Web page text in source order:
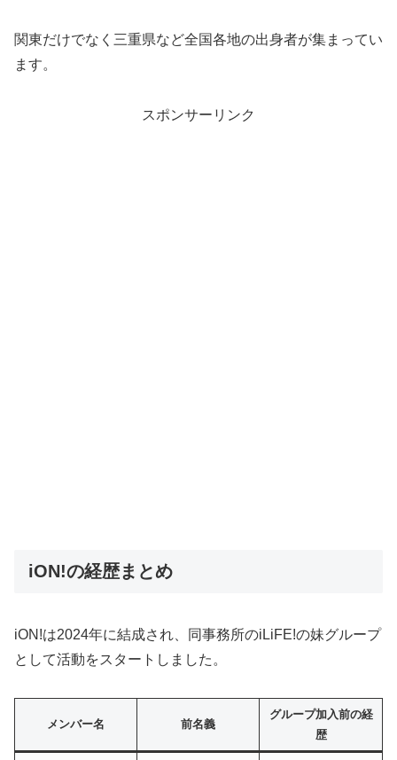
関東だけでなく三重県など全国各地の出身者が集まってい
ます。
スポンサーリンク
iON!の経歴まとめ
iON!は2024年に結成され、同事務所のiLiFE!の妹グループ
として活動をスタートしました。
メンバー名 前名義
グループ加入前の経
歴